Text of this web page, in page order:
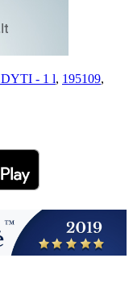
- 1 l, 195109,